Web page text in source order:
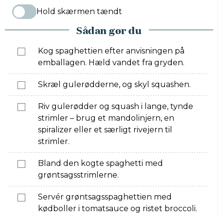
Hold skærmen tændt
Sådan gør du
Kog spaghettien efter anvisningen på
emballagen. Hæld vandet fra gryden.
Skræl gulerødderne, og skyl squashen.
Riv gulerødder og squash i lange, tynde
strimler – brug et mandolinjern, en
spiralizer eller et særligt rivejern til
strimler.
Bland den kogte spaghetti med
grøntsagsstrimlerne.
Servér grøntsagsspaghettien med
kødboller i tomatsauce og ristet broccoli.